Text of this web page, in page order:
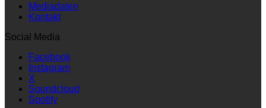
Mediadaten
Kontakt
Social Media
Facebook
Instagram
X
Soundcloud
Spotify